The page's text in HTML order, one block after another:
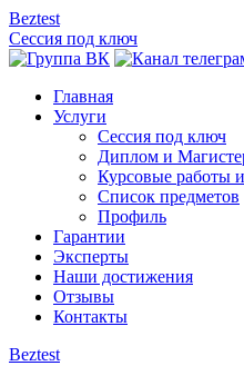
Beztest
Сессия под ключ
Главная
Услуги
Сессия под ключ
Диплом и
Курсовые работы
Список предметов
Профиль
Гарантии
Эксперты
Наши достижения
Отзывы
Контакты
Beztest